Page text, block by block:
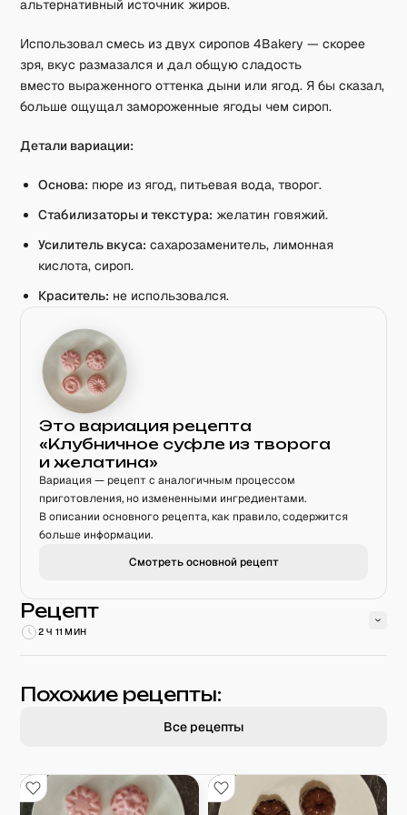
альтернативный источник жиров.
Использовал смесь из двух сиропов 4Bakery — скорее
зря, вкус размазался и дал общую сладость
вместо выраженного оттенка дыни или ягод. Я бы сказал,
больше ощущал замороженные ягоды чем сироп.
Детали вариации:
Основа: пюре из ягод, питьевая вода, творог.
Стабилизаторы и текстура: желатин говяжий.
Усилитель вкуса: сахарозаменитель, лимонная
кислота, сироп.
Краситель: не использовался.
Это вариация рецепта
«Клубничное суфле из творога
и желатина»
Вариация — рецепт с аналогичным процессом
приготовления, но измененными ингредиентами.
В описании основного рецепта, как правило, содержится
больше информации.
Смотреть основной рецепт
Рецепт
2 Ч 11 МИН
Похожие рецепты:
Все рецепты